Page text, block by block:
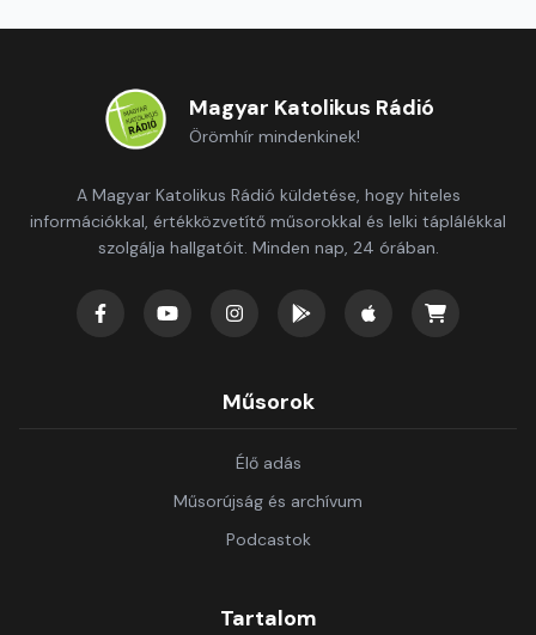
Magyar Katolikus Rádió
Örömhír mindenkinek!
A Magyar Katolikus Rádió küldetése, hogy hiteles
információkkal, értékközvetítő műsorokkal és lelki táplálékkal
szolgálja hallgatóit. Minden nap, 24 órában.
Műsorok
Élő adás
Műsorújság és archívum
Podcastok
Tartalom